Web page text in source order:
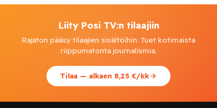
Liity Posi TV:n tilaajiin
Rajaton pääsy tilaajien sisältöihin. Tuet kotimaista
riippumatonta journalismia.
Tilaa — alkaen 8,25 €/kk